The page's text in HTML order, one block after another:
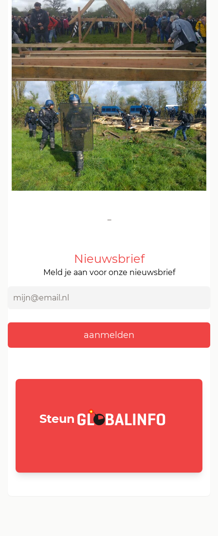
-
Nieuwsbrief
Meld je aan voor onze nieuwsbrief
Steun GLOBALINFO.nl